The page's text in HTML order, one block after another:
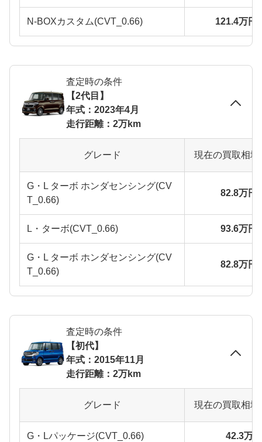
N-BOXカスタム(CVT_0.66) 121.4万円
査定時の条件
【2代目】
年式：2023年4月
走行距離：2万km
グレード 現在の買取相
G・L ターボ ホンダセンシング(CV
T_0.66)
82.8万円
L・ターボ(CVT_0.66) 93.6万円
G・L ターボ ホンダセンシング(CV
T_0.66)
82.8万円
査定時の条件
【初代】
年式：2015年11月
走行距離：2万km
グレード 現在の買取相
G・Lパッケージ(CVT_0.66) 42.3万